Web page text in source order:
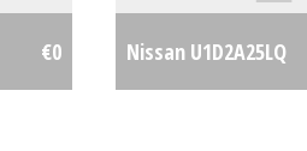
€0 Nissan U1D2A25LQ